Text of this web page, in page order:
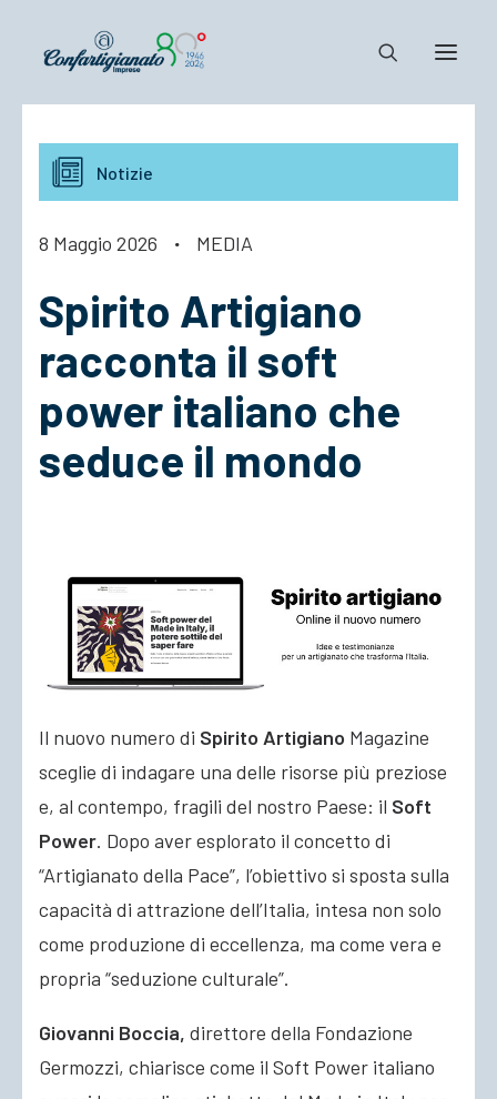
Notizie e Documenti
Confartigianato
Cosa Facciamo
Associarsi
Notizie
8 Maggio 2026 · MEDIA
Spirito Artigiano
racconta il soft
power italiano che
seduce il mondo
Il nuovo numero di Spirito Artigiano Magazine
sceglie di indagare una delle risorse più preziose
e, al contempo, fragili del nostro Paese: il Soft
Power. Dopo aver esplorato il concetto di
“Artigianato della Pace”, l’obiettivo si sposta sulla
capacità di attrazione dell’Italia, intesa non solo
come produzione di eccellenza, ma come vera e
propria “seduzione culturale”.
Giovanni Boccia, direttore della Fondazione
Germozzi, chiarisce come il Soft Power italiano